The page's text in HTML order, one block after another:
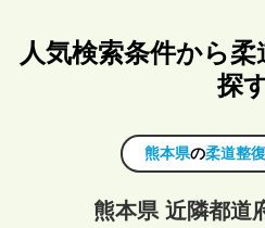
人気検索条件から
探
熊本県の柔道整
熊本県 近隣都道